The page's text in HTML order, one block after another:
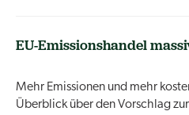
EU-Emissionshandel
Mehr Emissionen und mehr
Überblick über den Vorschlag zur